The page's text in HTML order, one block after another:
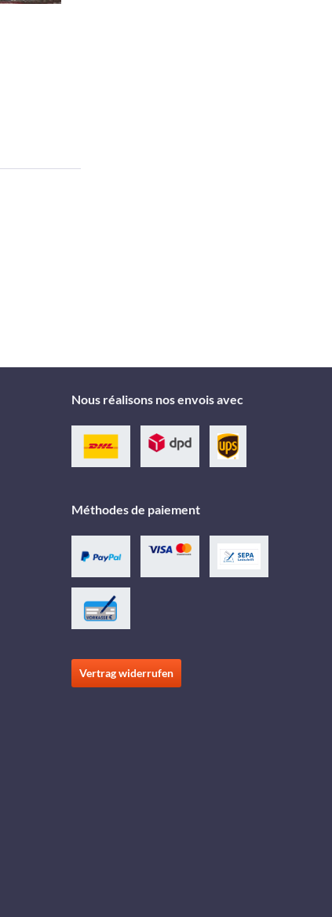
Nous réalisons nos envois avec
Méthodes de paiement
Vertrag widerrufen